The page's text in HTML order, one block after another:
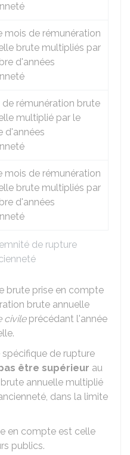
de rupture
mois de rémunération
brute multipliés par
d'années
rémunération brute
multiplié par le
d'années
mois de rémunération
brute multipliés par
d'années
brute prise en compte
brute annuelle
civileprécédant l'année
de rupture
être supérieur au
annuelle multiplié
dans la limite
en compte est celle
publics.